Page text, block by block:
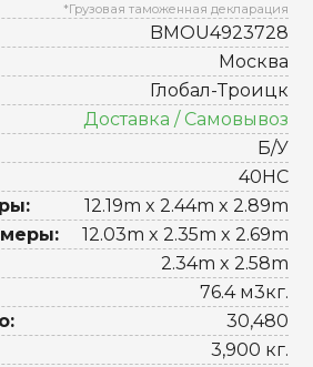
*Грузовая таможенная декларация
BMOU4923728
Москва
Глобал-Троицк
Доставка / Самовывоз
Б/У
40HC
12.19m x 2.44m x 2.89m
12.03m x 2.35m x 2.69m
2.34m x 2.58m
76.4 м3кг.
30,480
3,900 кг.